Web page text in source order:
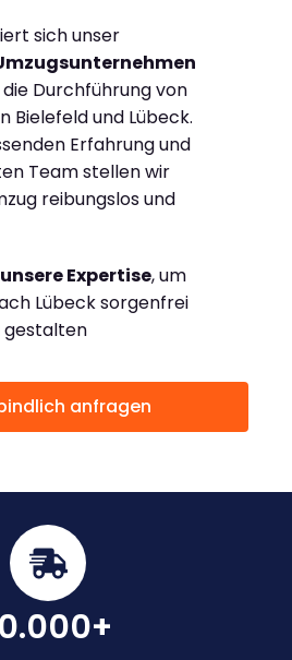
sich unser
Durchführung von
Bielefeld und Lübeck.
Erfahrung und
Team stellen wir
reibungslos und
unsere Expertise, um
Lübeck sorgenfrei
gestalten
anfragen